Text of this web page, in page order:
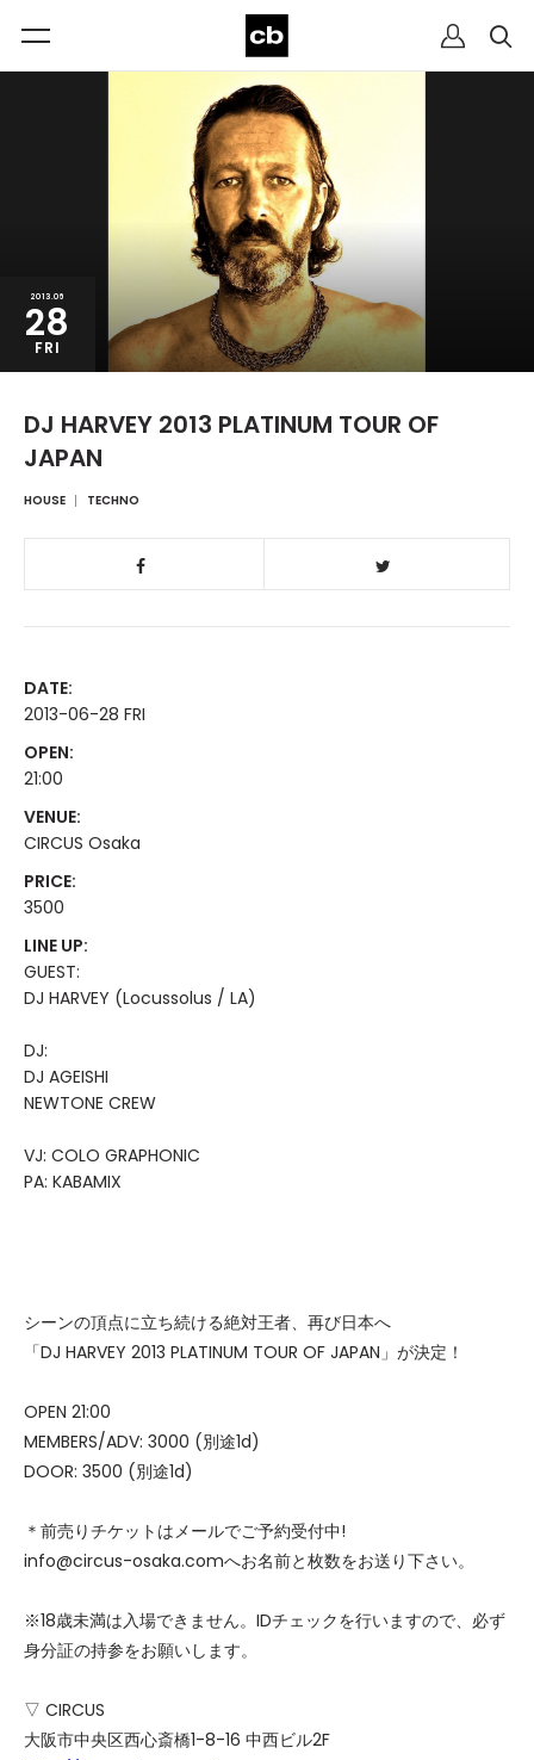
2013.06
28
FRI
DJ HARVEY 2013 PLATINUM TOUR OF
JAPAN
HOUSE TECHNO
DATE:
2013-06-28 FRI
OPEN:
21:00
VENUE:
CIRCUS Osaka
PRICE:
3500
LINE UP:
GUEST:
DJ HARVEY (Locussolus / LA)
DJ:
DJ AGEISHI
NEWTONE CREW
VJ: COLO GRAPHONIC
PA: KABAMIX
シーンの頂点に立ち続ける絶対王者、再び日本へ
「DJ HARVEY 2013 PLATINUM TOUR OF JAPAN」が決定！
OPEN 21:00
MEMBERS/ADV: 3000 (別途1d)
DOOR: 3500 (別途1d)
＊前売りチケットはメールでご予約受付中!
info@circus-osaka.comへお名前と枚数をお送り下さい。
※18歳未満は入場できません。IDチェックを行いますので、必ず
身分証の持参をお願いします。
▽ CIRCUS
大阪市中央区西心斎橋1-8-16 中西ビル2F